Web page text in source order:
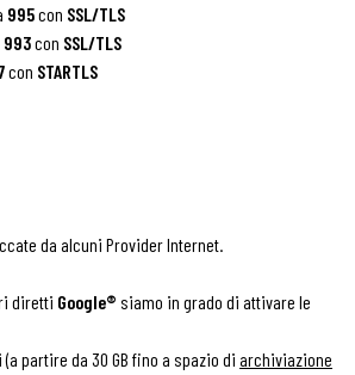
995con SSL/TLS
993con SSL/TLS
con STARTLS
da alcuni Provider Internet.
diretti Google® siamo in grado di attivare le
partire da 30 GB fino a spazio di archiviazione